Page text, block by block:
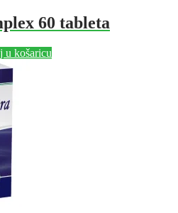
60 tableta
u košaricu